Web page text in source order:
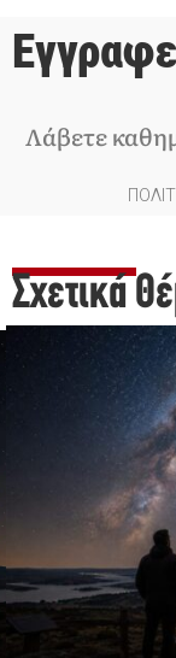
Λάβετε
Σχετικά